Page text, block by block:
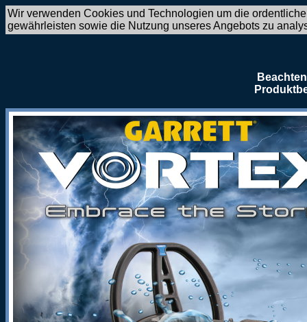
Wir verwenden Cookies und Technologien um die
gewährleisten sowie die Nutzung unseres Angebots zu